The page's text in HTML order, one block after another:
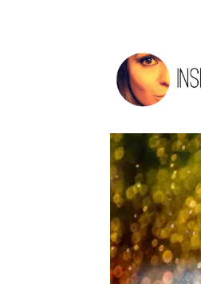
Inspiring
Life